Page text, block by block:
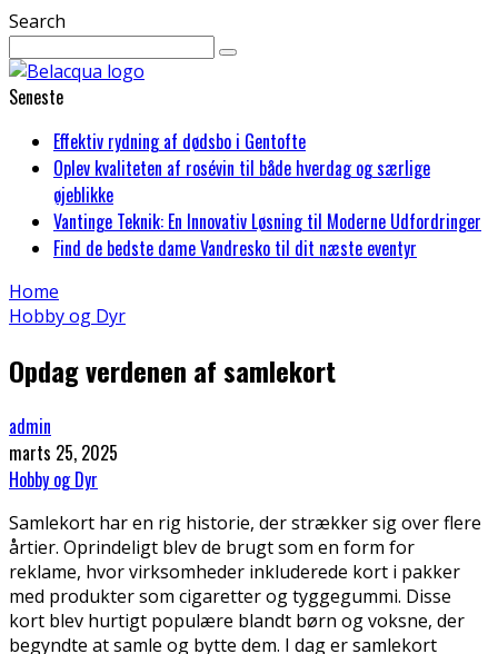
Search
Seneste
Effektiv rydning af dødsbo i Gentofte
Oplev kvaliteten af rosévin til både hverdag og særlige
øjeblikke
Vantinge Teknik: En Innovativ Løsning til Moderne Udfordringer
Find de bedste dame Vandresko til dit næste eventyr
Home
Hobby og Dyr
Opdag verdenen af samlekort
admin
marts 25, 2025
Hobby og Dyr
Samlekort har en rig historie, der strækker sig over flere
årtier. Oprindeligt blev de brugt som en form for
reklame, hvor virksomheder inkluderede kort i pakker
med produkter som cigaretter og tyggegummi. Disse
kort blev hurtigt populære blandt børn og voksne, der
begyndte at samle og bytte dem. I dag er samlekort